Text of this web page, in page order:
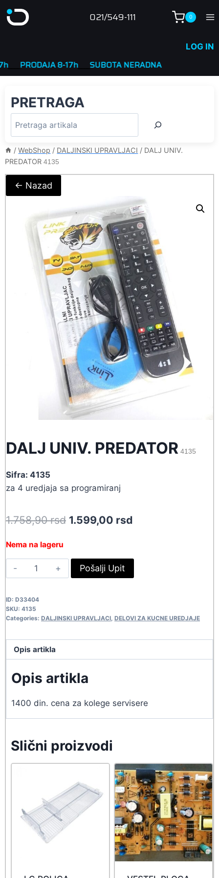
to
021/549-111 0
LOG IN
PRODAJA 8-17h____SUBOTA NERADNA
PRETRAGA
/ WebShop / DALJINSKI UPRAVLJACI / DALJ UNIV.
PREDATOR 4135
← Nazad
DALJ UNIV. PREDATOR 4135
Sifra: 4135
za 4 uredjaja sa programiranj
1.758,90rsd Original
1.758,90 rsd.
1.599,00 rsd
Nema na lageru
DALJ
UNIV.
4135
quantity
Pošalji Upit
ID: D33404
SKU: 4135
Categories: DALJINSKI UPRAVLJACI DELOVI ZA KUCNE UREDJAJE
Opis artikla
Opis artikla
1400 din. cena za kolege servisere
Slični proizvodi